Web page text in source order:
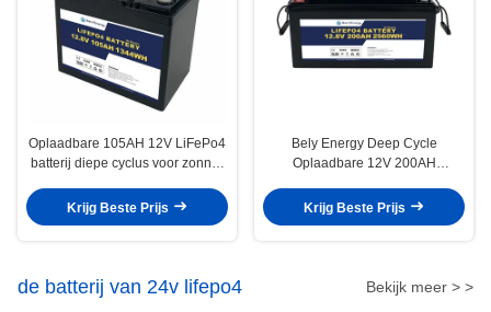
Oplaadbare 105AH 12V LiFePo4
batterij diepe cyclus voor zonne-
Krijg Beste Prijs
Bely Energy Deep Cycle
Oplaadbare 12V 200AH
Apparatuur EV-boten
Krijg Beste Prijs
de batterij van 24v lifepo4 Bekijk meer > >